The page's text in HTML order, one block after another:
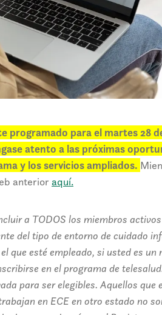
programado para el martes 28
atento a las próximas
y los servicios ampliados.
anterior aquí.
a TODOS los miembros
del tipo de entorno de cuidado
que esté empleado, si usted es un
en el programa de
para ser elegibles. Aquellos que
en ECE en otro estado no